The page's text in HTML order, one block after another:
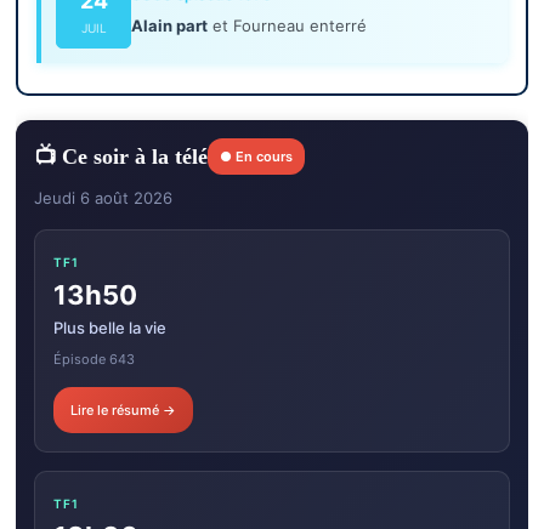
JUIL Alain part et Fourneau enterré
📺 Ce soir à la télé ● En cours
Jeudi 6 août 2026
TF1
13h50
Plus belle la vie
Épisode 643
Lire le résumé →
TF1